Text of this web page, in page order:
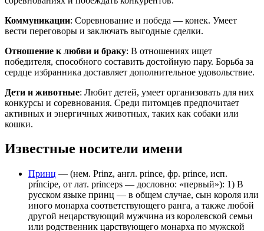
Коммуникации: Соревнование и победа — конек. Умеет
вести переговоры и заключать выгодные сделки.
Отношение к любви и браку: В отношениях ищет
победителя, способного составить достойную пару. Борьба за
сердце избранника доставляет дополнительное удовольствие.
Дети и животные: Любит детей, умеет организовать для них
конкурсы и соревнования. Среди питомцев предпочитает
активных и энергичных животных, таких как собаки или
кошки.
Известные носители имени
Принц — (нем. Prinz, англ. prince, фр. prince, исп.
príncipe, от лат. princeps — дословно: «первый»): 1) В
русском языке принц — в общем случае, сын короля или
иного монарха соответствующего ранга, а также любой
другой нецарствующий мужчина из королевской семьи
или родственник царствующего монарха по мужской